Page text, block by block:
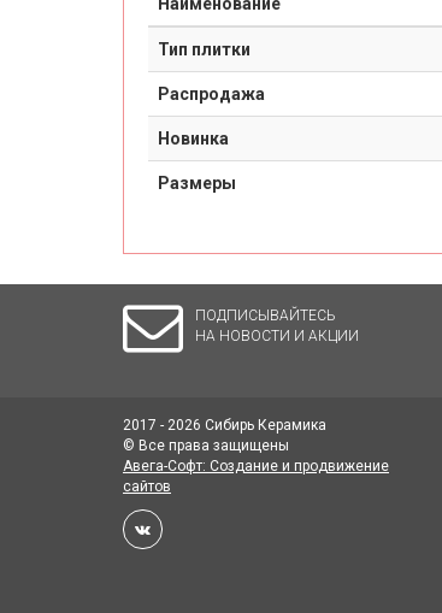
Тип плитки
Распродажа
Новинка
Размеры
ПОДПИСЫВАЙТЕСЬ
НА НОВОСТИ И АКЦИИ
2017 - 2026 Сибирь Керамика
© Все права защищены
Авега-Софт: Создание и продвижение
сайтов